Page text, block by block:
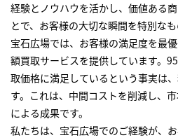
経験とノウハウを活かし、価値ある
とで、お客様の大切な瞬間を特別なも
宝石広場では、お客様の満足度を最
額買取サービスを提供しています。
取価格に満足しているという事実は
す。これは、中間コストを削減し、
による成果です。
私たちは、宝石広場でのご経験が、